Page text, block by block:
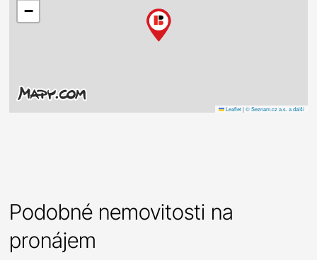
−
Leaflet | © Seznam.cz a.s. a další
Podobné nemovitosti na
pronájem